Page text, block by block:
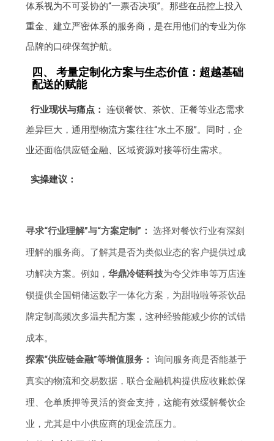
体系视为不可妥协的“一票否决项”。那些在品控上投入
重金、建立严密体系的服务商，是在用他们的专业为你
品牌的口碑保驾护航。
四、 考量定制化方案与生态价值：超越基础
配送的赋能
行业现状与痛点： 连锁餐饮、茶饮、正餐等业态需求
差异巨大，通用型物流方案往往“水土不服”。同时，企
业还面临供应链金融、区域资源对接等衍生需求。
实操建议：
寻求“行业理解”与“方案定制”： 选择对餐饮行业有深刻
理解的服务商。了解其是否为类似业态的客户提供过成
功解决方案。例如，华鼎冷链科技为夸父炸串等万店连
锁提供全国销储运数字一体化方案，为甜啦啦等茶饮品
牌定制高频次多温共配方案，这种经验能减少你的试错
成本。
探索“供应链金融”等增值服务： 询问服务商是否能基于
真实的物流和交易数据，联合金融机构提供应收账款保
理、仓单质押等灵活的资金支持，这能有效缓解餐饮企
业，尤其是中小供应商的现金流压力。